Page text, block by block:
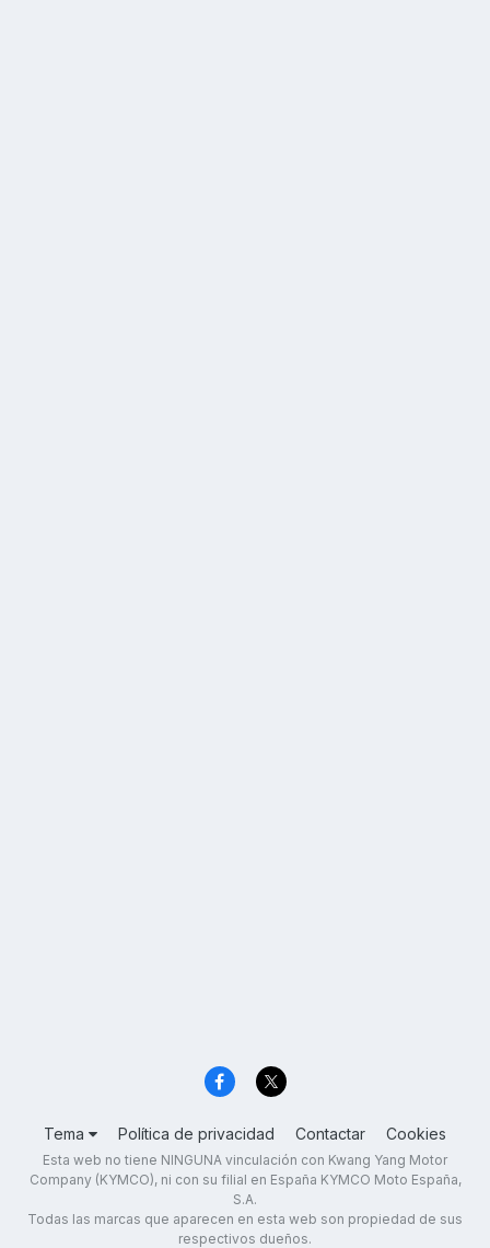
Tema Política de privacidad Contactar Cookies
Esta web no tiene NINGUNA vinculación con Kwang Yang Motor
Company (KYMCO), ni con su filial en España KYMCO Moto España,
S.A.
Todas las marcas que aparecen en esta web son propiedad de sus
respectivos dueños.